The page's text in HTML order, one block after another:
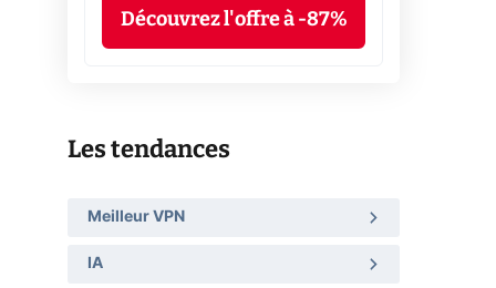
Découvrez l'offre à -87%
Les tendances
Meilleur VPN
IA